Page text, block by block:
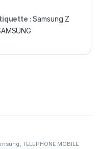
:Samsung Z
, TÉLÉPHONE MOBILE